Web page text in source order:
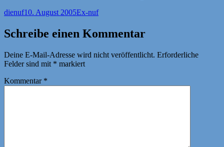
Autor
dienufVeröffentlicht
10. August 2005Kategorien
Ex-nuf
Schreibe einen Kommentar
Deine E-Mail-Adresse wird nicht veröffentlicht. Erforderliche
Felder sind mit * markiert
Kommentar *